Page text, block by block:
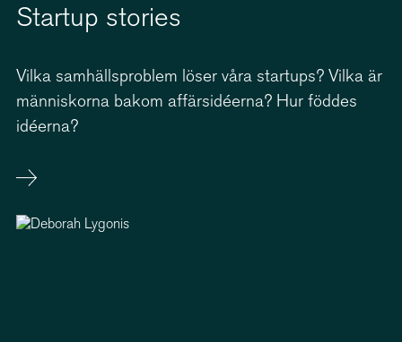
Startup stories
Vilka samhälls­problem löser våra startups? Vilka är
människorna bakom affärsidéerna? Hur föddes
idéerna?